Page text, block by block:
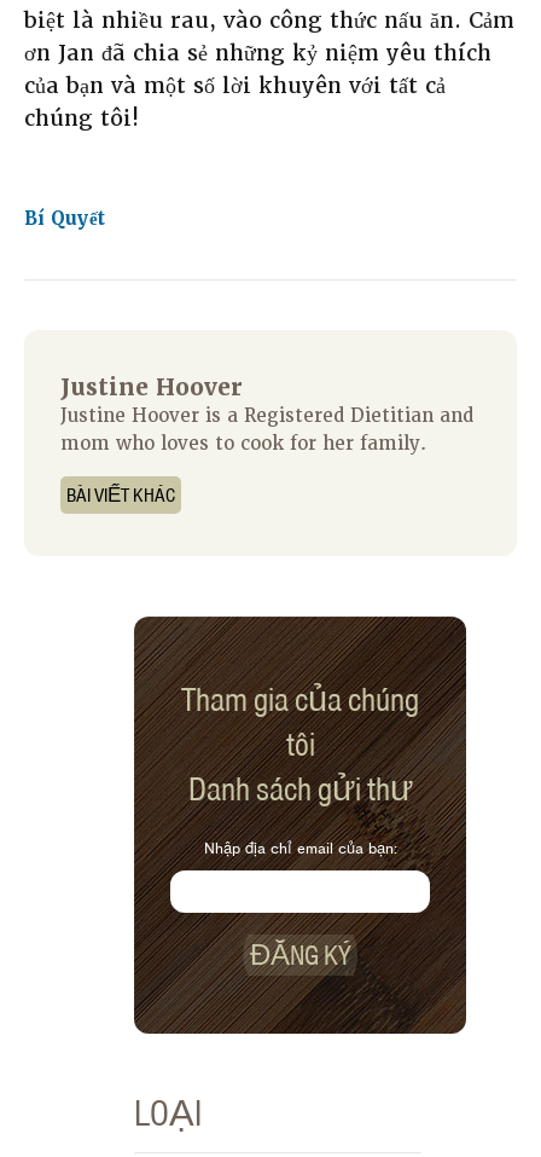
biệt là nhiều rau, vào công thức nấu ăn. Cảm
ơn Jan đã chia sẻ những kỷ niệm yêu thích
của bạn và một số lời khuyên với tất cả
chúng tôi!
Bí Quyết
Justine Hoover
Justine Hoover is a Registered Dietitian and
mom who loves to cook for her family.
BÀI VIẾT KHÁC
Tham gia của chúng
tôi
Danh sách gửi thư
Nhập địa chỉ email của bạn:
ĐĂNG KÝ
LOẠI